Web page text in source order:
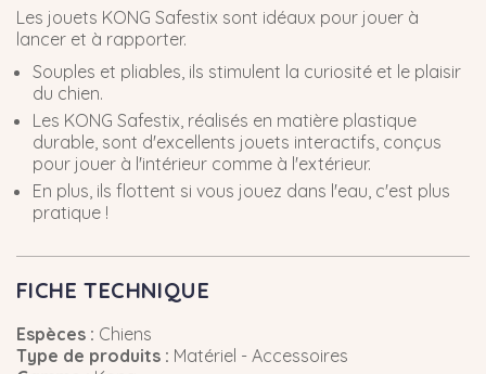
Les jouets KONG Safestix sont idéaux pour jouer à
lancer et à rapporter.
Souples et pliables, ils stimulent la curiosité et le plaisir
du chien.
Les KONG Safestix, réalisés en matière plastique
durable, sont d'excellents jouets interactifs, conçus
pour jouer à l'intérieur comme à l'extérieur.
En plus, ils flottent si vous jouez dans l'eau, c'est plus
pratique !
FICHE TECHNIQUE
Espèces : Chiens
Type de produits : Matériel - Accessoires